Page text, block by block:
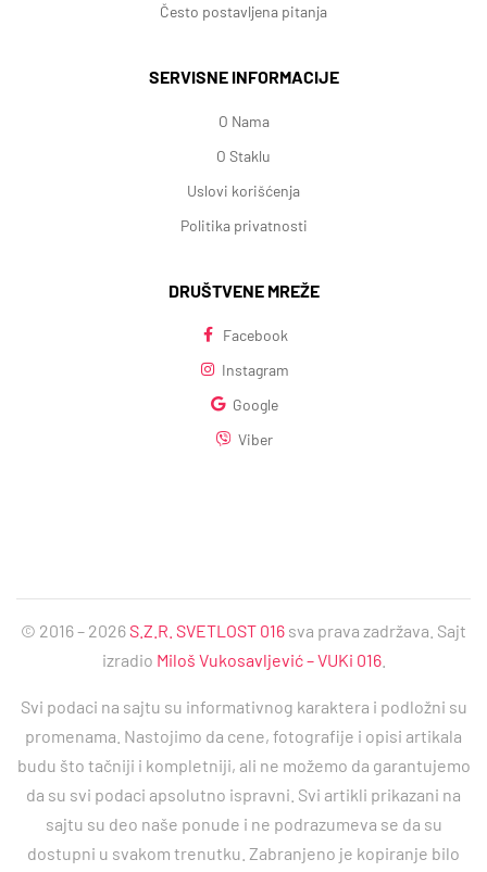
Često postavljena pitanja
SERVISNE INFORMACIJE
O Nama
O Staklu
Uslovi korišćenja
Politika privatnosti
DRUŠTVENE MREŽE
Facebook
Instagram
Google
Viber
© 2016 – 2026S.Z.R. SVETLOST 016 sva prava zadržava. Sajt
izradio Miloš Vukosavljević – VUKi 016.
Svi podaci na sajtu su informativnog karaktera i podložni su
promenama. Nastojimo da cene, fotografije i opisi artikala
budu što tačniji i kompletniji, ali ne možemo da garantujemo
da su svi podaci apsolutno ispravni. Svi artikli prikazani na
sajtu su deo naše ponude i ne podrazumeva se da su
dostupni u svakom trenutku. Zabranjeno je kopiranje bilo